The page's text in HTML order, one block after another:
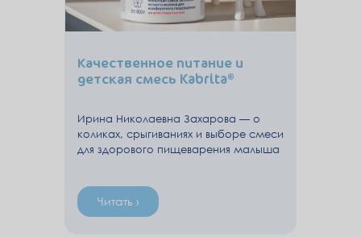
Качественное питание и
детская смесь Kabrita®
Ирина Николаевна Захарова — о
коликах, срыгиваниях и выборе смеси
для здорового пищеварения малыша
Читать ›